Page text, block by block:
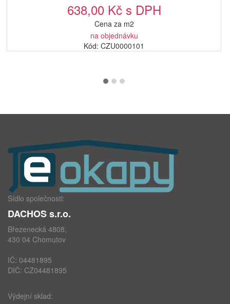
638,00 Kč s DPH
Cena za m2
na objednávku
Kód: CZU0000101
Sídlo společnosti:
DACHOS s.r.o.
Březenecká 4808,
430 04 Chomutov
IČ: 04481895
DIČ: CZ04481895
Výdejní sklad: